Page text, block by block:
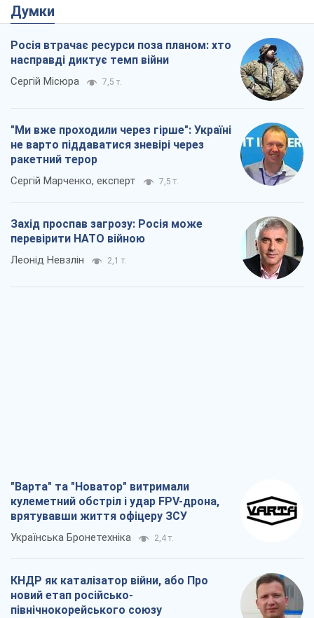
Думки
Росія втрачає ресурси поза планом: хто
насправді диктує темп війни
Сергій Місюра 7,5 т.
"Ми вже проходили через гірше": Україні
не варто піддаватися зневірі через
ракетний терор
Сергій Марченко, експерт 7,5 т.
Захід проспав загрозу: Росія може
перевірити НАТО війною
Леонід Невзлін 2,1 т.
"Варта" та "Новатор" витримали
кулеметний обстріл і удар FPV-дрона,
врятувавши життя офіцеру ЗСУ
Українська Бронетехніка 2,4 т.
КНДР як каталізатор війни, або Про
новий етап російсько-
північнокорейського союзу